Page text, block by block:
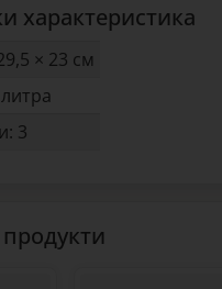
характеристика
× 23 см
3